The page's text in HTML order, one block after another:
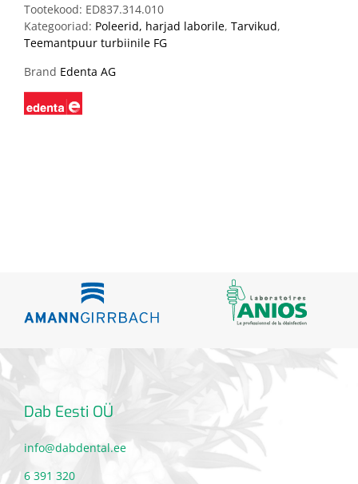
Tootekood: ED837.314.010
Kategooriad: Poleerid, harjad laborile, Tarvikud,
Teemantpuur turbiinile FG
Brand Edenta AG
Dab Eesti OÜ
info@dabdental.ee
6 391 320